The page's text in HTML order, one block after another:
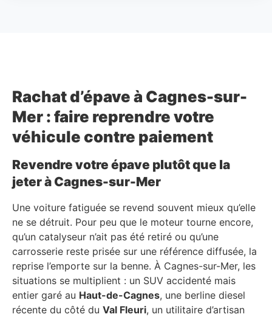
Rachat d’épave à Cagnes-sur-
Mer : faire reprendre votre
véhicule contre paiement
Revendre votre épave plutôt que la
jeter à Cagnes-sur-Mer
Une voiture fatiguée se revend souvent mieux qu’elle
ne se détruit. Pour peu que le moteur tourne encore,
qu’un catalyseur n’ait pas été retiré ou qu’une
carrosserie reste prisée sur une référence diffusée, la
reprise l’emporte sur la benne. À Cagnes-sur-Mer, les
situations se multiplient : un SUV accidenté mais
entier garé au Haut-de-Cagnes, une berline diesel
récente du côté du Val Fleuri, un utilitaire d’artisan